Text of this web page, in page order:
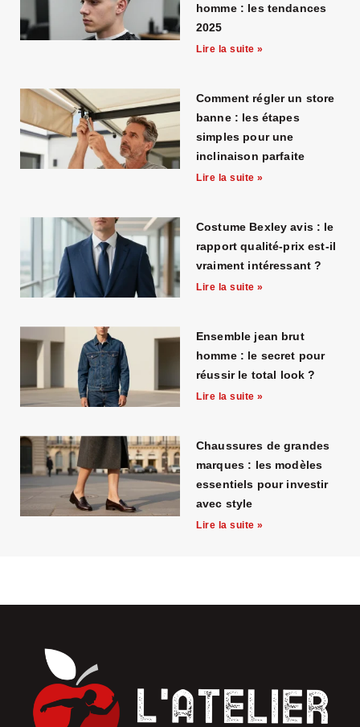
homme : les tendances
2025
Lire la suite »
Comment régler un store
banne : les étapes
simples pour une
inclinaison parfaite
Lire la suite »
Costume Bexley avis : le
rapport qualité-prix est-il
vraiment intéressant ?
Lire la suite »
Ensemble jean brut
homme : le secret pour
réussir le total look ?
Lire la suite »
Chaussures de grandes
marques : les modèles
essentiels pour investir
avec style
Lire la suite »